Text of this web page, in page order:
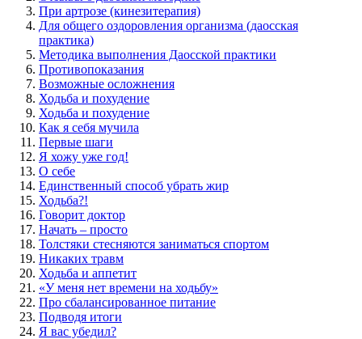
При артрозе (кинезитерапия)
Для общего оздоровления организма (даосская
практика)
Методика выполнения Даосской практики
Противопоказания
Возможные осложнения
Ходьба и похудение
Ходьба и похудение
Как я себя мучила
Первые шаги
Я хожу уже год!
О себе
Единственный способ убрать жир
Ходьба?!
Говорит доктор
Начать – просто
Толстяки стесняются заниматься спортом
Никаких травм
Ходьба и аппетит
«У меня нет времени на ходьбу»
Про сбалансированное питание
Подводя итоги
Я вас убедил?